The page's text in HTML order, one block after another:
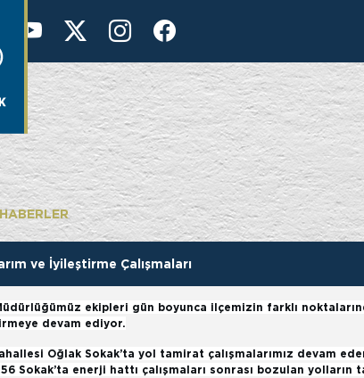
KURUMSAL
HABERLER
ve İyileştirme Çalışmaları
ekipleri gün boyunca ilçemizin farklı
devam ediyor.
Oğlak Sokak’ta yol tamirat çalışmalarımız devam
Sokak’ta enerji hattı çalışmaları sonrası bozulan